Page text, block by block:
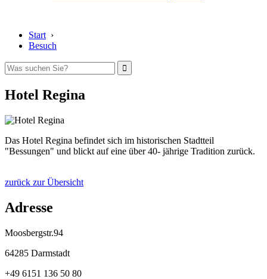
Start ›
Besuch
Hotel Regina
Das Hotel Regina befindet sich im historischen Stadtteil
"Bessungen" und blickt auf eine über 40- jährige Tradition zurück.
zurück zur Übersicht
Adresse
Moosbergstr.94
64285 Darmstadt
+49 6151 136 50 80